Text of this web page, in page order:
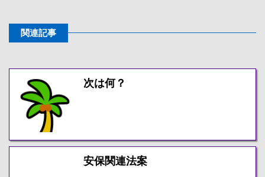
関連記事
次は何？
安保関連法案